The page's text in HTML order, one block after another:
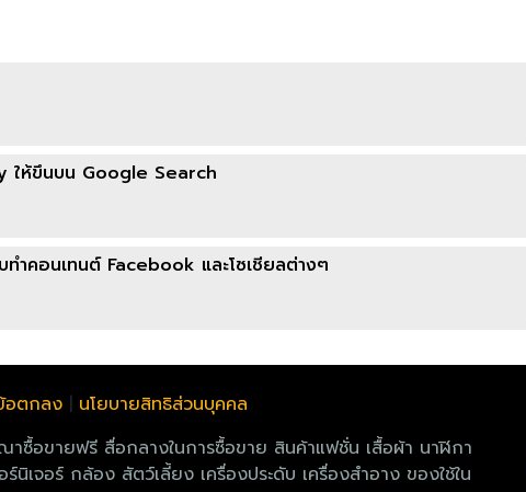
ให้ขึ้นบน Google Search
ำคอนเทนต์ Facebook และโซเชียลต่างๆ
อตกลง
นโยบายสิทธิส่วนบุคคล
าซื้อขายฟรี สื่อกลางในการซื้อขาย สินค้าแฟชั่น เสื้อผ้า นาฬิกา
เจอร์ กล้อง สัตว์เลี้ยง เครื่องประดับ เครื่องสำอาง ของใช้ใน